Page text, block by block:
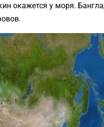
окажется у моря.